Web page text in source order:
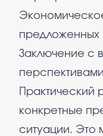
Заключение с
Практический
конкретные
ситуации. Это